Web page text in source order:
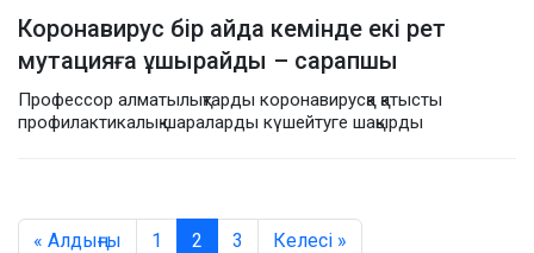
Коронавирус бір айда кемінде екі рет
мутацияға ұшырайды – сарапшы
Профессор алматылықтарды коронавирусқа қатысты
профилактикалық шараларды күшейтуге шақырды
« Алдыңғы 1 2 3 Келесі »